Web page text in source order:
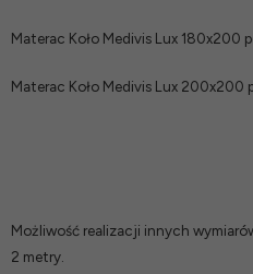
Materac Koło Medivis Lux 180x200
Materac Koło Medivis Lux 200x200
Możliwość realizacji innych
2 metry.